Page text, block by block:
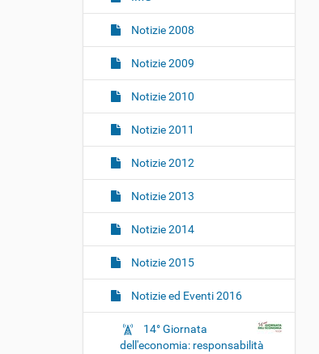
Notizie 2008
Notizie 2009
Notizie 2010
Notizie 2011
Notizie 2012
Notizie 2013
Notizie 2014
Notizie 2015
Notizie ed Eventi 2016
14° Giornata
dell'economia: responsabilità